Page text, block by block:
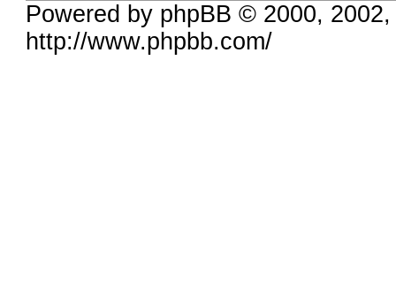
Powered by phpBB © 2000,
http://www.phpbb.com/